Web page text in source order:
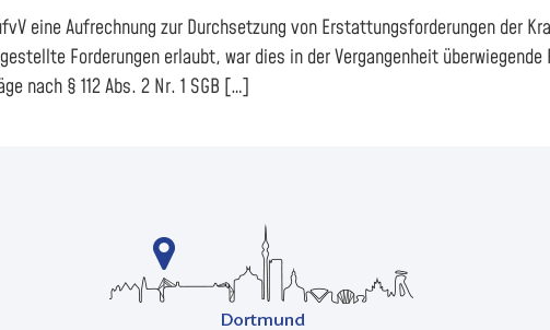
eine Aufrechnung zur Durchsetzung von Erstattungsforderungen der
Forderungen erlaubt, war dies in der Vergangenheit
nach § 112 Abs. 2 Nr. 1 SGB […]